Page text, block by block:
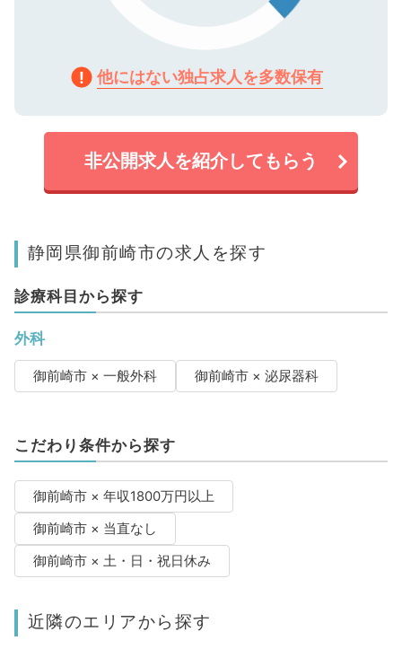
他にはない独占求人を多数保有
非公開求人を紹介してもらう
静岡県御前崎市の求人を探す
診療科目から探す
外科
御前崎市 × 一般外科 御前崎市 × 泌尿器科
こだわり条件から探す
御前崎市 × 年収1800万円以上
御前崎市 × 当直なし
御前崎市 × 土・日・祝日休み
近隣のエリアから探す